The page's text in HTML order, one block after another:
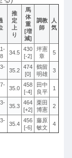
推
定
上
り
馬
体
重
[増
減]
調教
師
人
気
34.5
430
[-2]
坪憲
章
5
35.2
474
[0]
鶴留
明雄
3
35.0
458
[-4]
田中
良平
1
35.3
464
[+2]
栗田
博憲
2
35.4
456
[-6]
藤原
敏文
4